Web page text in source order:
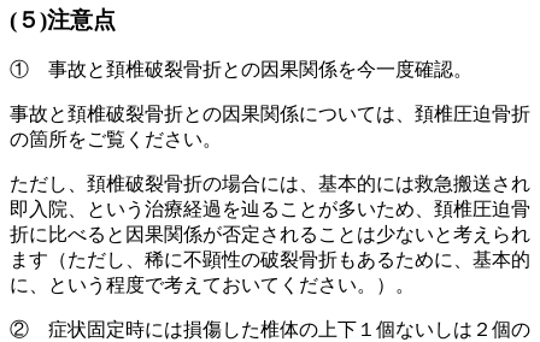
(５)注意点
① 事故と頚椎破裂骨折との因果関係を今一度確認。
事故と頚椎破裂骨折との因果関係については、頚椎圧迫骨折
の箇所をご覧ください。
ただし、頚椎破裂骨折の場合には、基本的には救急搬送され
即入院、という治療経過を辿ることが多いため、頚椎圧迫骨
折に比べると因果関係が否定されることは少ないと考えられ
ます（ただし、稀に不顕性の破裂骨折もあるために、基本的
に、という程度で考えておいてください。）。
② 症状固定時には損傷した椎体の上下１個ないしは２個の